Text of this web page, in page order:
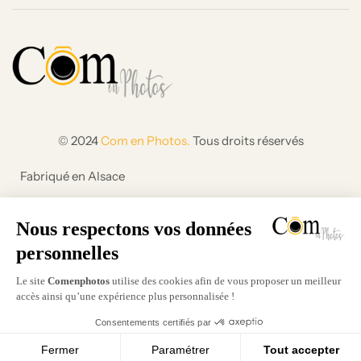
© 2024Com en Photos. Tous droits réservés
Fabriqué en Alsace